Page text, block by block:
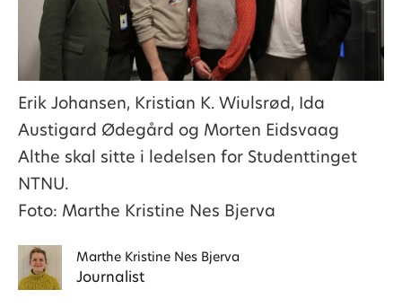
Erik Johansen, Kristian K. Wiulsrød, Ida
Austigard Ødegård og Morten Eidsvaag
Althe skal sitte i ledelsen for Studenttinget
NTNU.
Foto: Marthe Kristine Nes Bjerva
Marthe Kristine Nes Bjerva
Journalist